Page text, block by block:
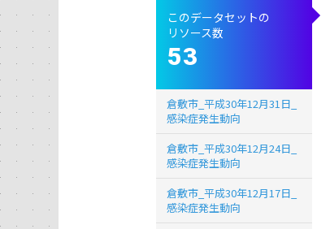
このデータセットの
リソース数
53
倉敷市_平成30年12月31日_
感染症発生動向
倉敷市_平成30年12月24日_
感染症発生動向
倉敷市_平成30年12月17日_
感染症発生動向